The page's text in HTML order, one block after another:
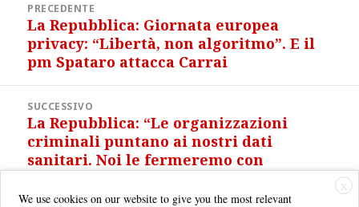
articoliPRECEDENTE
Articolo
precedente:
La Repubblica: Giornata europea
privacy: “Libertà, non algoritmo”. E il
pm Spataro attacca Carrai
SUCCESSIVO
Articolo
successivo:
La Repubblica: “Le organizzazioni
criminali puntano ai nostri dati
sanitari. Noi le fermeremo con
X
We use cookies on our website to give you the most relevant